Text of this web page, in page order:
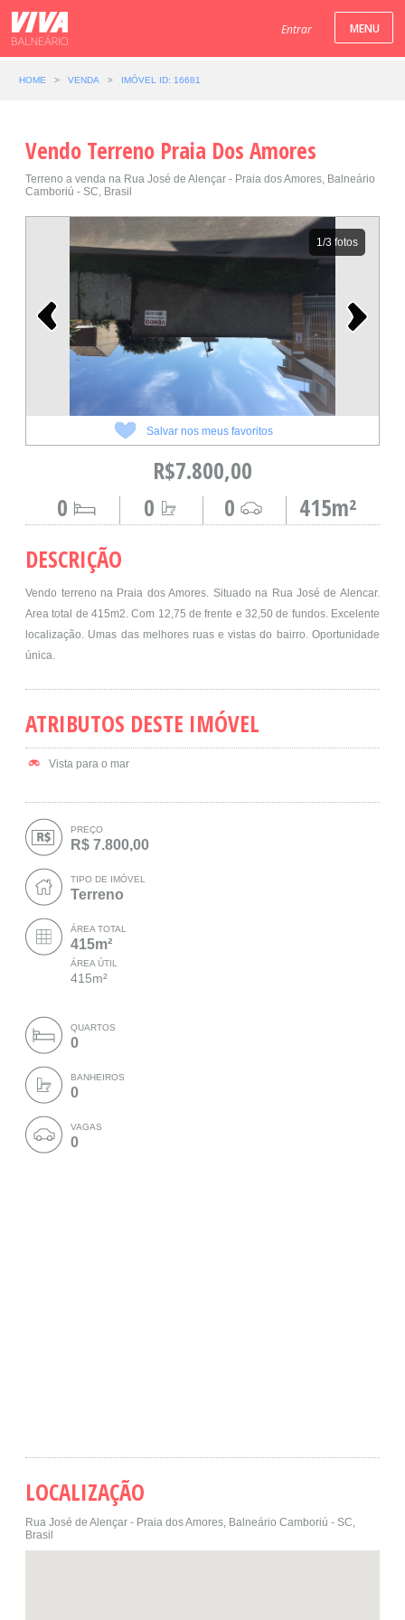
Entrar
HOME > VENDA > IMÓVEL ID: 16681
Vendo Terreno Praia Dos Amores
Terreno a venda na Rua José de Alençar - Praia dos Amores, Balneário
Camboriú - SC, Brasil
1/3 fotos
Salvar nos meus favoritos
R$7.800,00
415m²
0
0
0
DESCRIÇÃO
Vendo terreno na Praia dos Amores. Situado na Rua José de Alencar.
Area total de 415m2. Com 12,75 de frente e 32,50 de fundos. Excelente
localização. Umas das melhores ruas e vistas do bairro. Oportunidade
única.
ATRIBUTOS DESTE IMÓVEL
Vista para o mar
PREÇO
R$ 7.800,00
TIPO DE IMÓVEL
Terreno
ÁREA TOTAL
415m²
ÁREA ÚTIL
415m²
QUARTOS
0
BANHEIROS
0
VAGAS
0
LOCALIZAÇÃO
Rua José de Alençar - Praia dos Amores, Balneário Camboriú - SC,
Brasil